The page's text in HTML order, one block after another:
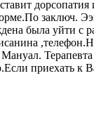
заключ.
была уйти с
приехать к